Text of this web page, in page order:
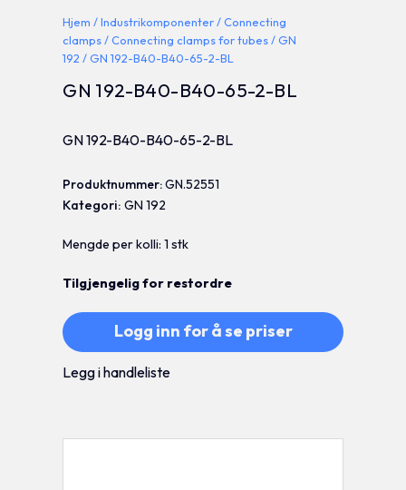
Hjem /Industrikomponenter/Connecting
clamps/Connecting clamps for tubes/GN
192 / GN 192-B40-B40-65-2-BL
GN 192-B40-B40-65-2-BL
GN 192-B40-B40-65-2-BL
Produktnummer:GN.52551
Kategori:GN 192
Mengde per kolli: 1 stk
Tilgjengelig for restordre
Logg inn for å se priser
Legg i handleliste